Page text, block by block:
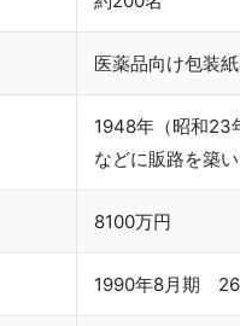
医薬品向け包装
1948年（昭和23
などに販路を築
8100万円
1990年8月期